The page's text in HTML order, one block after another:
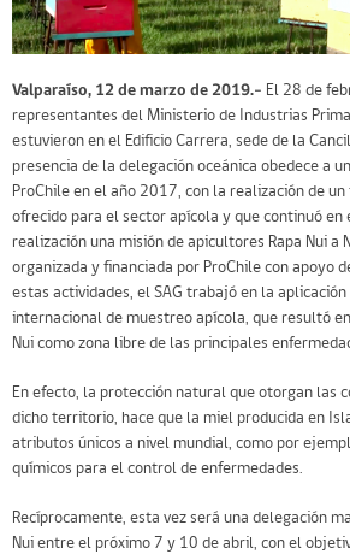
Valparaíso, 12 de marzo de 2019.- El 28 de
representantes del Ministerio de Industrias
estuvieron en el Edificio Carrera, sede de la
presencia de la delegación oceánica obedece a
ProChile en el año 2017, con la realización de
ofrecido para el sector apícola y que continuó en
realización una misión de apicultores Rapa Nui a
organizada y financiada por ProChile con apoyo
estas actividades, el SAG trabajó en la
internacional de muestreo apícola, que resultó
Nui como zona libre de las principales
En efecto, la protección natural que otorgan las
dicho territorio, hace que la miel producida en
atributos únicos a nivel mundial, como por
químicos para el control de enfermedades.
Recíprocamente, esta vez será una delegación
Nui entre el próximo 7 y 10 de abril, con el